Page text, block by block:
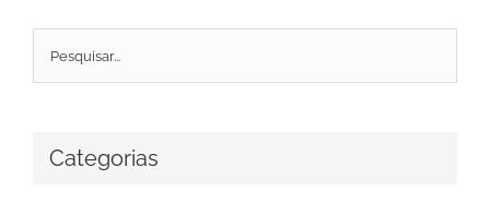
Categorias